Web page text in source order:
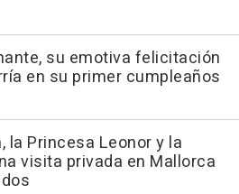
su emotiva felicitación
en su primer cumpleaños
la Princesa Leonor y la
visita privada en Mallorca